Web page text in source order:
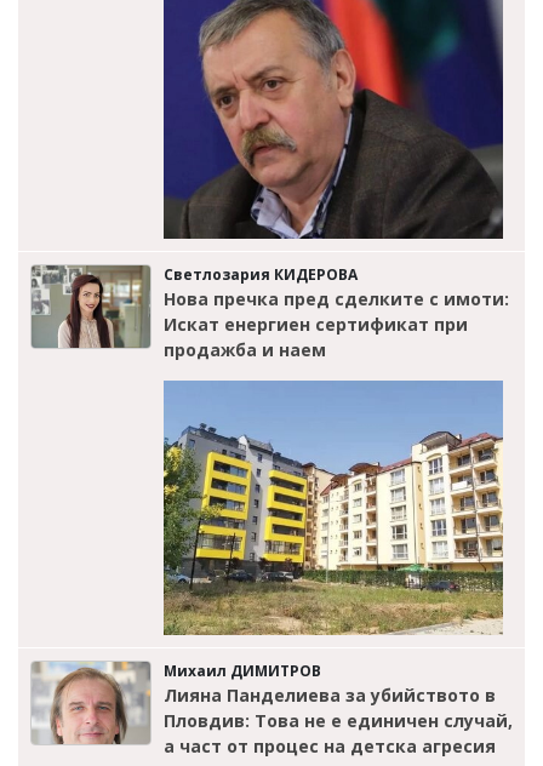
Светлозария КИДЕРОВА
Нова пречка пред сделките с имоти:
Искат енергиен сертификат при
продажба и наем
Михаил ДИМИТРОВ
Лияна Панделиева за убийството в
Пловдив: Това не е единичен случай,
а част от процес на детска агресия